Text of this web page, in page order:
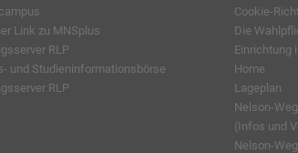
Link zu MNSplus
RLP
und Studieninformationsbörse
RLP
Cookie-
Die
Einrichtung
Home
Lageplan
Nelson-
(Infos und
Nelson-